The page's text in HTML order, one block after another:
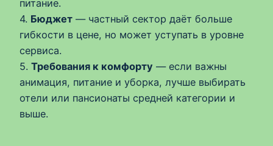
питание.
4. Бюджет — частный сектор даёт больше
гибкости в цене, но может уступать в уровне
сервиса.
5. Требования к комфорту — если важны
анимация, питание и уборка, лучше выбирать
отели или пансионаты средней категории и
выше.